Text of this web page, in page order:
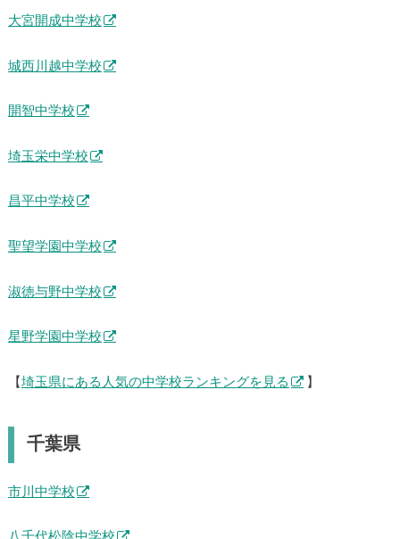
大宮開成中学校
城西川越中学校
開智中学校
埼玉栄中学校
昌平中学校
聖望学園中学校
淑徳与野中学校
星野学園中学校
【 埼玉県にある人気の中学校ランキングを見る 】
千葉県
市川中学校